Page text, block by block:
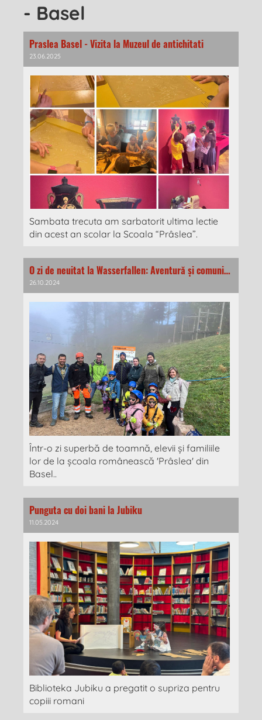
- Basel
Praslea Basel - Vizita la Muzeul de antichitati
23.06.2025
Sambata trecuta am sarbatorit ultima lectie
din acest an scolar la Scoala “Prâslea”.
O zi de neuitat la Wasserfallen: Aventură și comunitate alături de școala românească Prâslea din Basel 🍂🏞️
26.10.2024
Într-o zi superbă de toamnă, elevii și familiile
lor de la școala românească 'Prâslea' din
Basel..
Punguta cu doi bani la Jubiku
11.05.2024
Biblioteka Jubiku a pregatit o supriza pentru
copiii romani